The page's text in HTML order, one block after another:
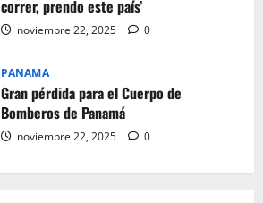
correr, prendo este país’
noviembre 22, 2025 0
PANAMA
Gran pérdida para el Cuerpo de
Bomberos de Panamá
noviembre 22, 2025 0